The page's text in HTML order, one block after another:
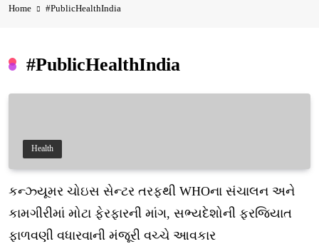
Home #PublicHealthIndia
#PublicHealthIndia
Health
કન્ઝ્યૂમર ચોઇસ સેન્ટર તરફથી WHOના સંચાલન અને
કામગીરીમાં મોટા ફેરફારની માંગ, સભ્યદેશોની ફરજિયાત
ફાળવણી વધારવાની મંજૂરી વચ્ચે આવકાર